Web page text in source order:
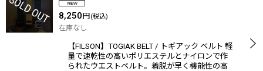
8,250 円 (税込)
在庫なし
【FILSON】TOGIAK BELT / トギアック ベルト 軽
量で速乾性の高いポリエステルとナイロンで作
られたウエストベルト。着脱が早く機能性の高